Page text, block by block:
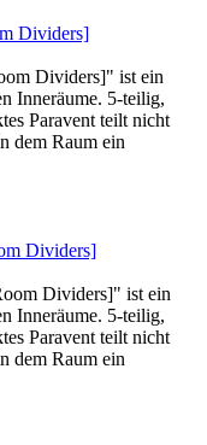
Dividers]
Dividers]" ist ein
Inneräume. 5-teilig,
Paravent teilt nicht
dem Raum ein
Dividers]
Dividers]" ist ein
Inneräume. 5-teilig,
Paravent teilt nicht
dem Raum ein